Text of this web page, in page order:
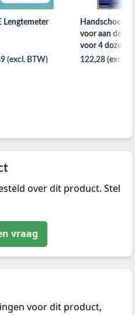
Lengtemeter
(excl. BTW)
voor aan de
voor 4 dozen
122,28 (excl.
over dit product. Stel
vraag
voor dit product,